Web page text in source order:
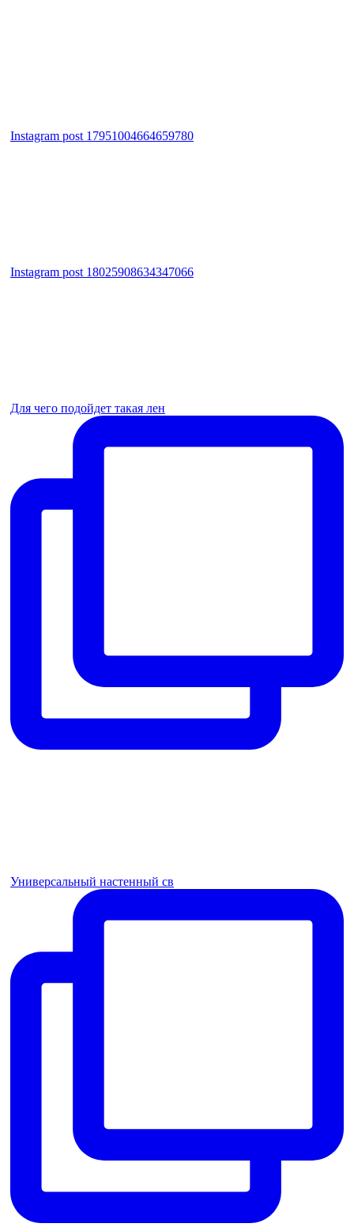
Instagram post 17951004664659780
Instagram post 18025908634347066
Для чего подойдет такая лен
Универсальный настенный св